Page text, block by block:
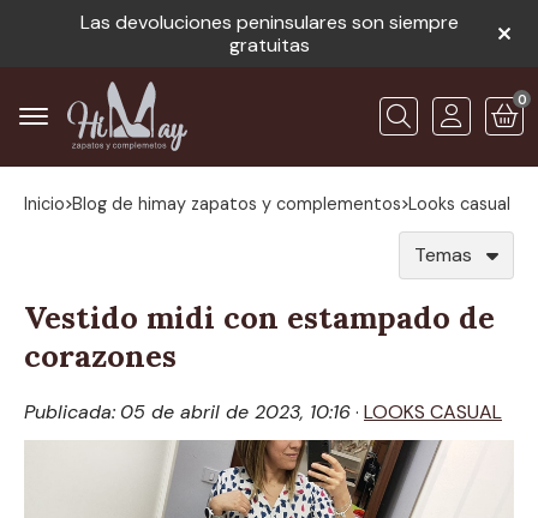
Las devoluciones peninsulares son siempre
gratuitas
Buscar
0
Inicio blog de himay zapatos y complementos looks casual
Temas
Vestido midi con estampado de
corazones
Publicada: 05 de abril de 2023, 10:16· LOOKS CASUAL